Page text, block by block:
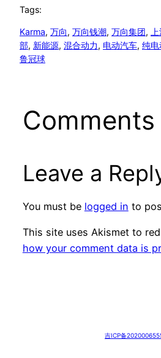
Tags:
Karma, 万向, 万向钱潮, 万向集团,
部, 新能源, 混合动力, 电动汽车, 纯电
鲁冠球
Comments
Leave a
You must be logged in to
This site uses Akismet to
how your comment data is
吉ICP备